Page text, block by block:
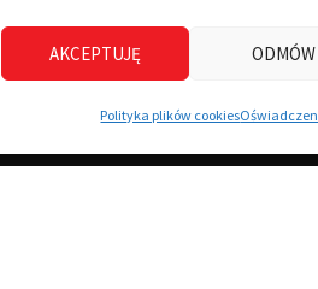
AKCEPTUJĘ ODMÓW
Polityka plików cookies